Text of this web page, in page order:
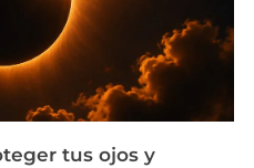
tus ojos y